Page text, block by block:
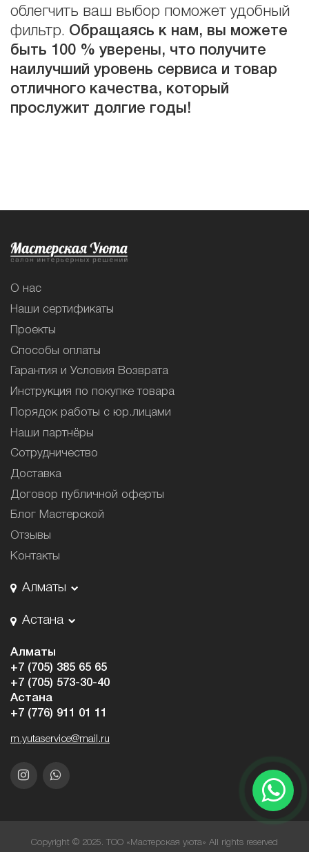
облегчить ваш выбор поможет удобный
фильтр. Обращаясь к нам, вы можете
быть 100 % уверены, что получите
наилучший уровень сервиса и товар
отличного качества, который
прослужит долгие годы!
О нас
Наши сертификаты
Проекты
Способы оплаты
Гарантия и Условия Возврата
Инструкция по покупке товара
Порядок работы с юр.лицами
Наши партнёры
Сотрудничество
Доставка
Договор публичной оферты
Блог Мастерской
Отзывы
Контакты
Алматы
Астана
Алматы
+7 (705) 385 65 65
+7 (705) 573-30-40
Астана
+7 (776) 911 01 11
m.yutaservice@mail.ru
Copyright © 2025. ТОО «Мастерская уюта» All rights reserved